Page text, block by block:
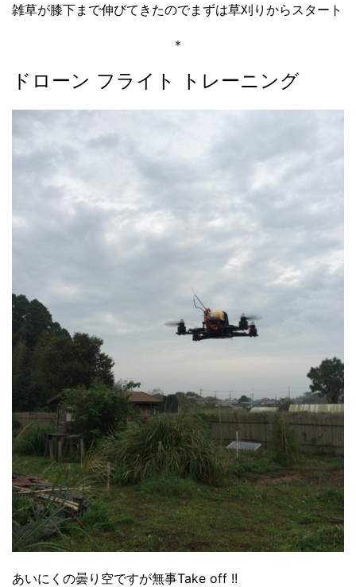
雑草が膝下まで伸びてきたのでまずは草刈りからスタート
＊
ドローン フライト トレーニング
あいにくの曇り空ですが無事Take off !!